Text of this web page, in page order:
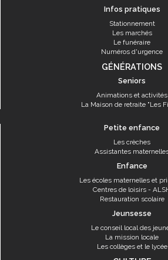
Infos pratiques
Stationnement
Les marchés
Le funéraire
Numéros d'urgence
GÉNÉRATIONS
Seniors
Animations et activités
La Maison de retraite "Les
Petite enfance
Les crèches
Assistantes
Enfance
Les écoles maternelles et
Centres de loisirs -
Restauration scolaire
Jeunsesse
Le conseil local des
La mission locale
Les collèges et le lycée